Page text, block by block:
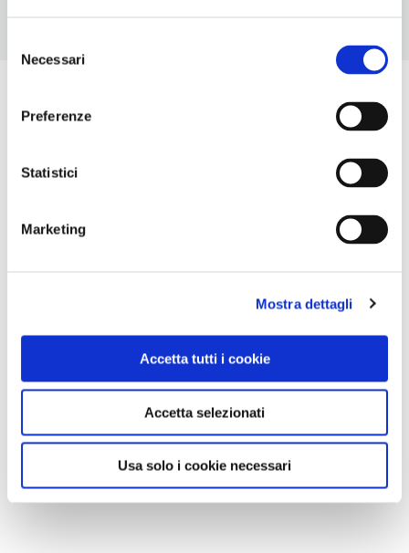
delNecessari
Preferenze
Statistici
Marketing
Mostra dettagli
Accetta tutti i cookie
Accetta selezionati
Usa solo i cookie necessari